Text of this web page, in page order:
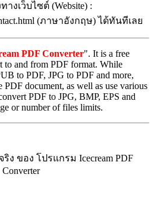
งเว็บไซต์ (Website) :
(ภาษาอังกฤษ) ได้ทันทีเลย
PDF Converter". It is a free
to and from PDF format. While
to PDF, JPG to PDF and more,
document, as well as use various
PDF to JPG, BMP, EPS and
or number of files limits.
ริง ของ โปรแกรม Icecream PDF
Converter